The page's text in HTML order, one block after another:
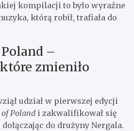
kompilacji to było wyraźne
którą robił, trafiała do
–
zmieniło
udział w pierwszej edycji
of Poland i zakwalifikował się
do drużyny Nergala.